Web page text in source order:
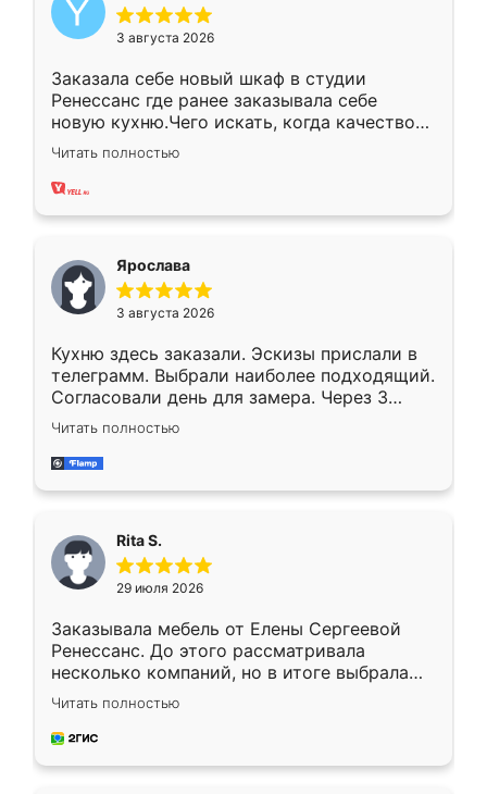
3 августа 2026
Заказала себе новый шкаф в студии
Ренессанс где ранее заказывала себе
новую кухню.Чего искать, когда качеством
вполне довольна. Служит кухня уже почти
два года, нареканий нет.
Читать полностью
Ярослава
3 августа 2026
Кухню здесь заказали. Эскизы прислали в
телеграмм. Выбрали наиболее подходящий.
Согласовали день для замера. Через 3
недели кухня была уже готова. Остались
довольны работой. Спасибо Ренессанс
мебель за качественную работу!
Читать полностью
Rita S.
29 июля 2026
Заказывала мебель от Елены Сергеевой
Ренессанс. До этого рассматривала
несколько компаний, но в итоге выбрала
эту. Сначала обговорили условия, потом
приехал замерщик, всё спокойно объяснил
и снял размеры. Изготовили в срок, с
Читать полностью